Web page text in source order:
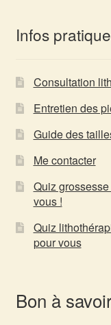
Infos
Consultation
Entretien des
Guide des
Me contacter
Quiz
vous !
Quiz
pour vous
Bon à